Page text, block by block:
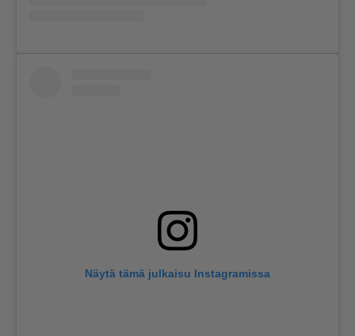
Näytä tämä julkaisu Instagramissa